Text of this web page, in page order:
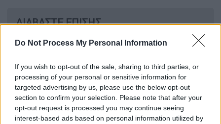
Do Not Process My Personal Information
If you wish to opt-out of the sale, sharing to third parties, or
processing of your personal or sensitive information for
targeted advertising by us, please use the below opt-out
section to confirm your selection. Please note that after your
opt-out request is processed you may continue seeing
interest-based ads based on personal information utilized by
ΔΙΑΒΑΣΤΕ ΕΠΙΣΗΣ
Κόσμος|03.04.2025 10:16
δασμών του Τραμπ: Παγκόσμια
ανησυχία και στο βάθος… η Κίνα
Κόσμος|03.04.2025 12:57